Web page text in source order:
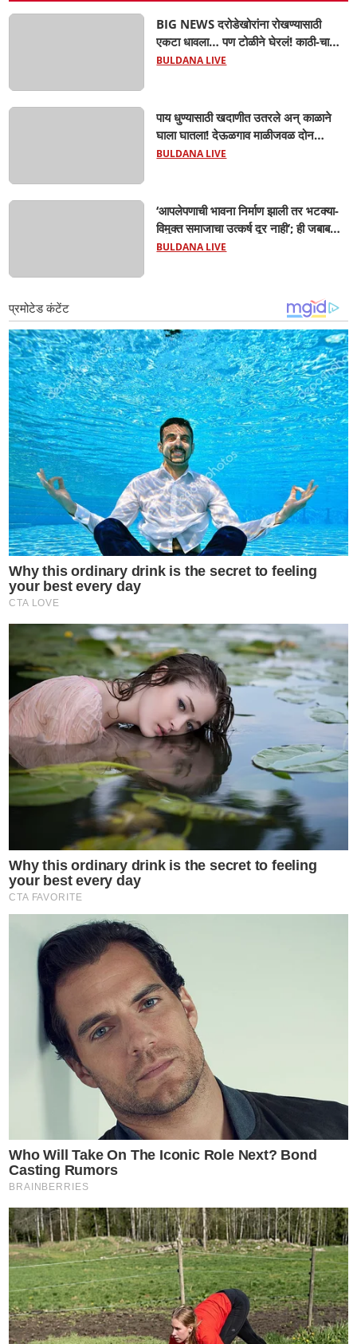
BIG NEWS दरोडेखोरांना रोखण्यासाठी
एकटा धावला… पण टोळीने घेरलं! काठी-चाकूचे
सपासप वार; ५२ वर्षीय शेतकऱ्याचा दुर्दैवी अंत!
BULDANA LIVE
पाय धुण्यासाठी खदाणीत उतरले अन् काळाने
घाला घातला! देऊळगाव माळीजवळ दोन
चिमुकल्यांचा बुडून दुर्दैवी मृत्यू; कोराडी प्रकल्प
BULDANA LIVE
‘आपलेपणाची भावना निर्माण झाली तर भटक्या-
विमुक्त समाजाचा उत्कर्ष दूर नाही’; ही जबाबदारी
केवळ सरकारची नाही,आपल्या सर्वांची !
BULDANA LIVE